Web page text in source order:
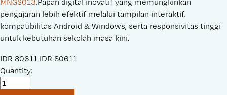
pengajaran lebih efektif melalui tampilan interaktif,
kompatibilitas Android & Windows, serta responsivitas tinggi
untuk kebutuhan sekolah masa kini.
S
a
IDR 80611 O
IDR 80611
Quantity: